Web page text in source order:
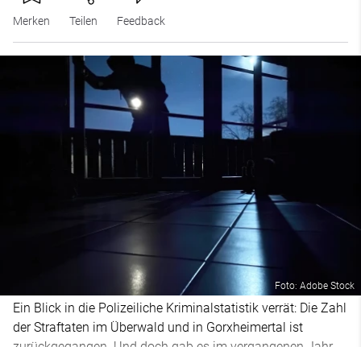
Merken Teilen Feedback
Foto: Adobe Stock
Ein Blick in die Polizeiliche Kriminalstatistik verrät: Die Zahl
der Straftaten im Überwald und in Gorxheimertal ist